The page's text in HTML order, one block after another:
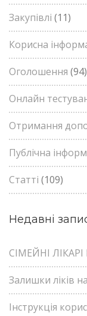
Закупівлі (11)
Корисна
Оголошення (94)
Онлайн
Отримання
Публічна
Статті (109)
Недавні
СІМЕЙНІ
Залишки ліків
Інструкція